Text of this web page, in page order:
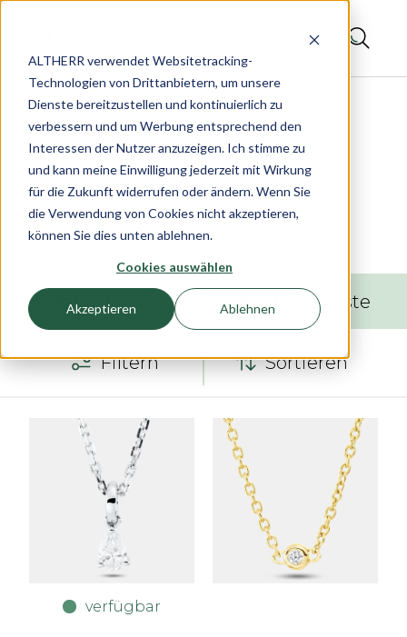
ALTHERR verwendet Websitetracking-
Technologien von Drittanbietern, um unsere
Dienste bereitzustellen und kontinuierlich zu
verbessern und um Werbung entsprechend den
Interessen der Nutzer anzuzeigen. Ich stimme zu
und kann meine Einwilligung jederzeit mit Wirkung
für die Zukunft widerrufen oder ändern. Wenn Sie
die Verwendung von Cookies nicht akzeptieren,
können Sie dies unten ablehnen.
Cookies auswählen
Akzeptieren Ablehnen
Halsketten – Zeitlose Eleganz bei
ALTHERR entdecken
36 Artikel Raster Liste
Filtern Sortieren
verfügbar